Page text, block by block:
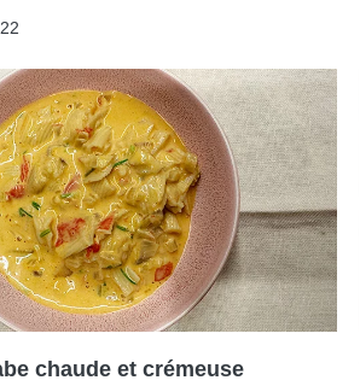
chaude et crémeuse